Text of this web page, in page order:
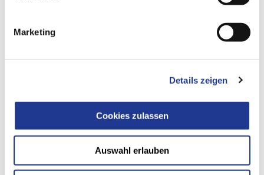
Marketing
Details zeigen
Cookies zulassen
Auswahl erlauben